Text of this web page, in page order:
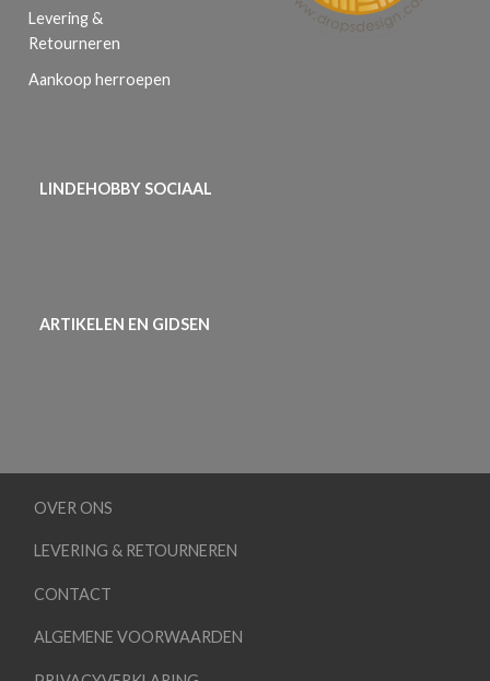
Levering &
Retourneren
Aankoop herroepen
LINDEHOBBY SOCIAAL
ARTIKELEN EN GIDSEN
OVER ONS
LEVERING & RETOURNEREN
CONTACT
ALGEMENE VOORWAARDEN